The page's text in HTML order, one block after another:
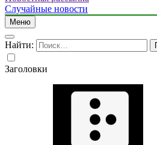
Случайные новости
Меню
Найти:
Заголовки